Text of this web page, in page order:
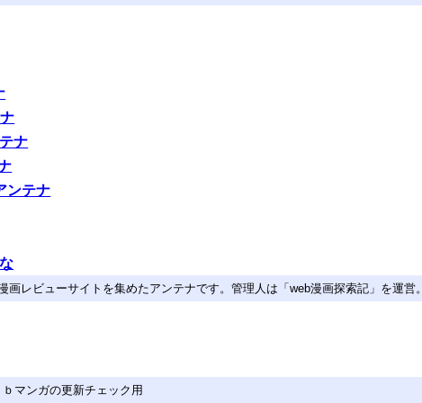
ナ
ンテナ
画レビューサイトを集めたアンテナです。管理人は「web漫画探索記」を運営。
マンガの更新チェック用